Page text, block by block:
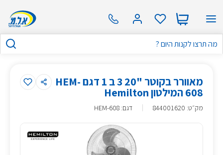
מאוורר בקוטר "20 3 ב 1 דגם HEM-
608 המילטון Hemilton
מק״ט:
844001620 דגם: HEM-608